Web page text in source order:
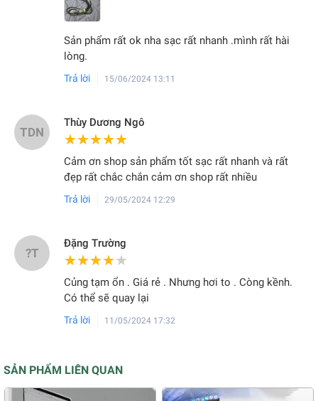
Sản phẩm rất ok nha sạc rất nhanh .mình rất hài
lòng.
Trả lời 15/06/2024 13:11
TDN
Thùy Dương Ngô
★★★★★
★★★★★
Cảm ơn shop sản phẩm tốt sạc rất nhanh và rất
đẹp rất chắc chắn cảm ơn shop rất nhiều
Trả lời 29/05/2024 12:29
?T
Đặng Trường
★★★★★
★★★★★
Củng tạm ổn . Giá rẻ . Nhưng hơi to . Còng kềnh.
Có thể sẽ quay lại
Trả lời 11/05/2024 17:32
SẢN PHẨM LIÊN QUAN